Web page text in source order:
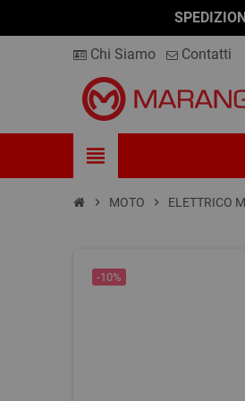
Chi Siamo Contatti
view_headline
chevron_right MOTO chevron_right ELETTRICO
-10%